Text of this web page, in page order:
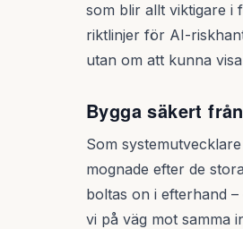
som blir allt viktigare i
riktlinjer för AI-
utan om att kunna
Bygga säkert
Som
mognade efter de
boltas on i efterhand
vi på väg mot samma